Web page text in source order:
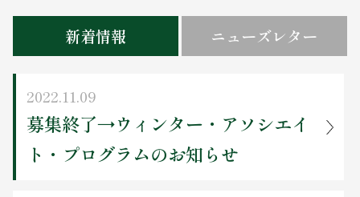
新着情報 ニューズレター
2022.11.09
募集終了→ウィンター・アソシエイ
ト・プログラムのお知らせ
お問い合わせ